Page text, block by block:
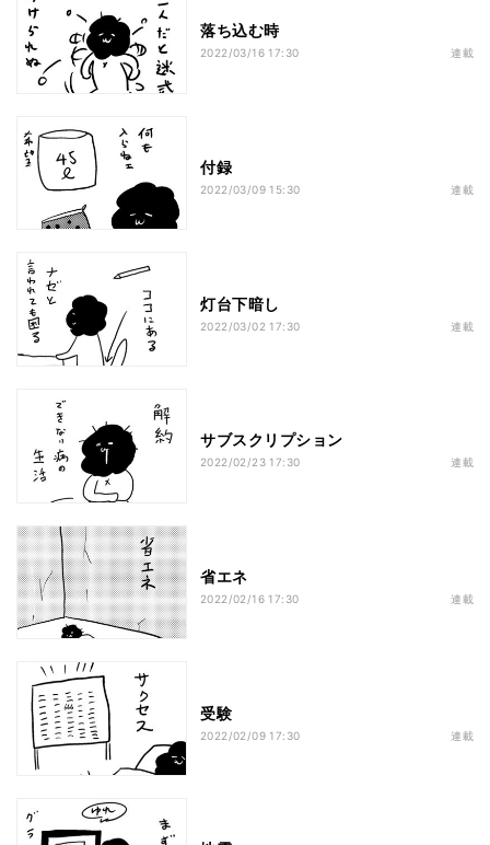
落ち込む時
2022/03/16 17:30 連載
付録
2022/03/09 15:30 連載
灯台下暗し
2022/03/02 17:30 連載
サブスクリプション
2022/02/23 17:30 連載
省エネ
2022/02/16 17:30 連載
受験
2022/02/09 17:30 連載